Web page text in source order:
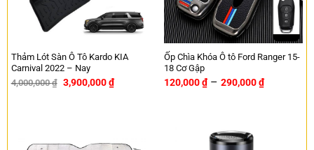
Thảm Lót Sàn Ô Tô Kardo KIA
Carnival 2022 – Nay
4,000,000₫ 3,900,000₫
Ốp Chìa Khóa Ô tô Ford Ranger 15-
18 Cơ Gập
120,000₫ – 290,000₫